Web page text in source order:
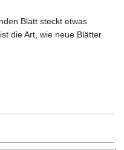
Blatt steckt etwas
die Art, wie neue Blätter